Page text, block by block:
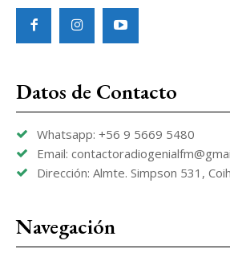
Datos de Contacto
Whatsapp: +56 9 5669 5480
Email:
Dirección: Almte. Simpson 531,
Navegación